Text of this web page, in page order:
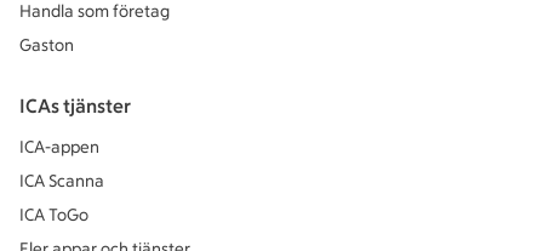
Handla som företag
Gaston
ICAs tjänster
ICA-appen
ICA Scanna
ICA ToGo